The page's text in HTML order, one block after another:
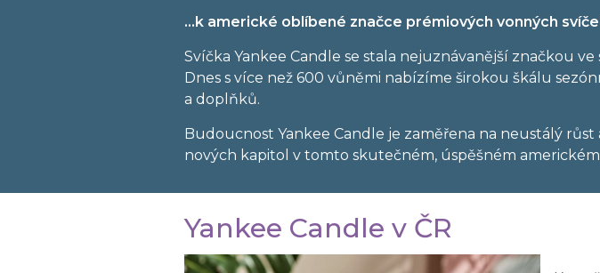
…k americké oblíbené značce prémiových vonných
Svíčka Yankee Candle se stala nejuznávanější značkou
Dnes s více než 600 vůněmi nabízíme širokou škálu
a doplňků.
Budoucnost Yankee Candle je zaměřena na neustálý
nových kapitol v tomto skutečném, úspěšném
Yankee Candle v ČR